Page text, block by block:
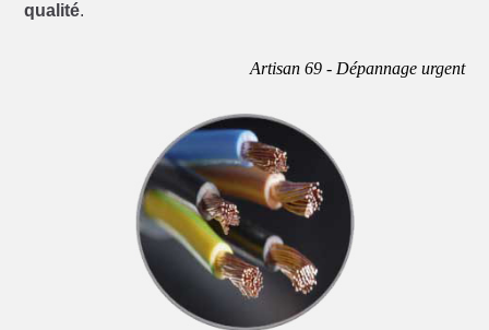
qualité.
Artisan 69 - Dépannage urgent